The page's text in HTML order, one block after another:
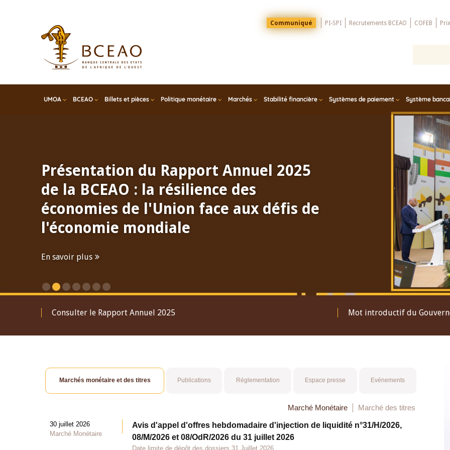
Menu
Top
Communiqué PI-SPI Recrutements BCEAO COFEB
UMOA BCEAO Billets et pièces Politique monétaire Marchés Stabilité financière Systèmes de paiement Système
Présentation du Rapport Annuel 2025
de la BCEAO : la résilience des
économies de l'Union face aux défis de
l'économie mondiale
En savoir plus
Consulter le Rapport Annuel 2025 Mot introductif du
Marchés monétaire et des titres Publications Réglementation Espace presse Evénements
Marché Monétaire Marché des titres
30 juillet 2026
Marché Monétaire
Avis d'appel d'offres hebdomadaire d'injection de liquidité n°31/H/2026,
08/M/2026 et 08/OdR/2026 du 31 juillet 2026
Date limite de dépôt des dossiers 31 Juillet 2026